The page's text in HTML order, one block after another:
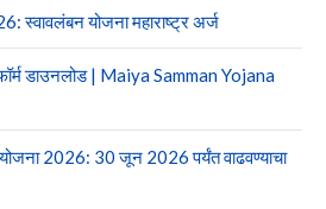
स्वावलंबन योजना महाराष्ट्र अर्ज
डाउनलोड | Maiya Samman Yojana
2026: 30 जून 2026 पर्यंत वाढवण्याचा